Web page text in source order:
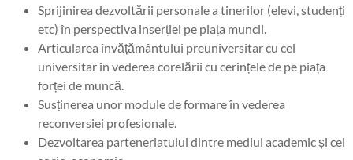
Sprijinirea dezvoltării personale a tinerilor (elevi, studenți
etc) în perspectiva inserției pe piața muncii.
Articularea învățământului preuniversitar cu cel
universitar în vederea corelării cu cerințele de pe piața
forței de muncă.
Susținerea unor module de formare în vederea
reconversiei profesionale.
Dezvoltarea parteneriatului dintre mediul academic și cel